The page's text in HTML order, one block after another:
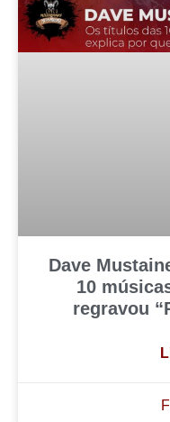
Dave
10
regravou